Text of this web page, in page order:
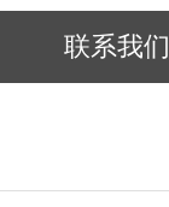
联系我们